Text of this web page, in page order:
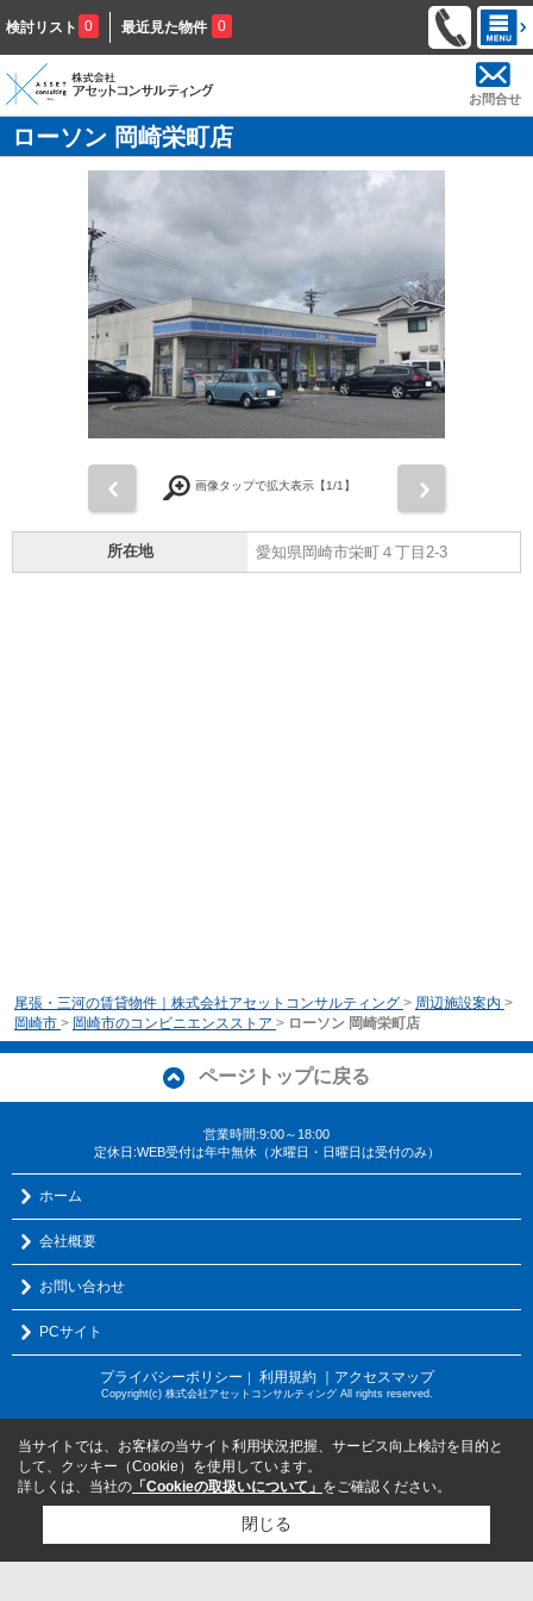
検討リスト 0 最近見た物件 0
お問合せ
ローソン 岡崎栄町店
画像タップで拡大表示【1/1】
所在地 愛知県岡崎市栄町４丁目2-3
尾張・三河の賃貸物件｜株式会社アセットコンサルティング > 周辺施設案内 >
岡崎市 > 岡崎市のコンビニエンスストア > ローソン 岡崎栄町店
ページトップに戻る
営業時間:9:00～18:00
定休日:WEB受付は年中無休（水曜日・日曜日は受付のみ）
ホーム
会社概要
お問い合わせ
PCサイト
プライバシーポリシー ｜ 利用規約 ｜アクセスマップ
Copyright(c) 株式会社アセットコンサルティング All rights reserved.
当サイトでは、お客様の当サイト利用状況把握、サービス向上検討を目的と
して、クッキー（Cookie）を使用しています。
詳しくは、当社の 「Cookieの取扱いについて」 をご確認ください。
閉じる